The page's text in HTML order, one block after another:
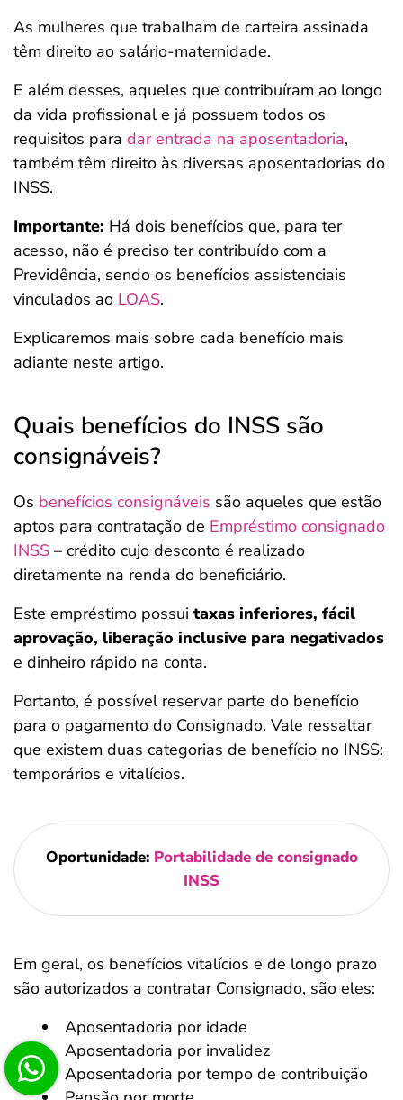
As mulheres que trabalham de carteira assinada
têm direito ao salário-maternidade.
E além desses, aqueles que contribuíram ao longo
da vida profissional e já possuem todos os
requisitos para dar entrada na aposentadoria,
também têm direito às diversas aposentadorias do
INSS.
Importante: Há dois benefícios que, para ter
acesso, não é preciso ter contribuído com a
Previdência, sendo os benefícios assistenciais
vinculados ao LOAS.
Explicaremos mais sobre cada benefício mais
adiante neste artigo.
Quais benefícios do INSS são
consignáveis?
Os benefícios consignáveis são aqueles que estão
aptos para contratação de Empréstimo consignado
INSS – crédito cujo desconto é realizado
diretamente na renda do beneficiário.
Este empréstimo possui taxas inferiores, fácil
aprovação, liberação inclusive para negativados
e dinheiro rápido na conta.
Portanto, é possível reservar parte do benefício
para o pagamento do Consignado. Vale ressaltar
que existem duas categorias de benefício no INSS:
temporários e vitalícios.
Oportunidade: Portabilidade de consignado
INSS
Em geral, os benefícios vitalícios e de longo prazo
são autorizados a contratar Consignado, são eles:
Aposentadoria por idade
Aposentadoria por invalidez
Aposentadoria por tempo de contribuição